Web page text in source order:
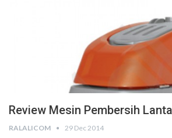
Review Mesin Pembersih
RALALICOM 29 Dec 2014